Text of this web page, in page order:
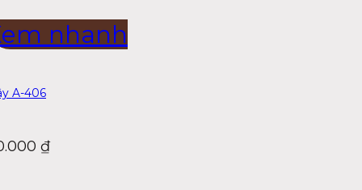
nhanh
A-406
₫